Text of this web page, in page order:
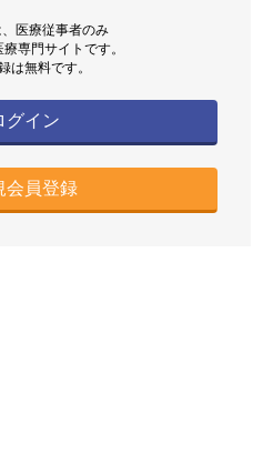
医療従事者のみ
専門サイトです。
は無料です。
グイン
会員登録